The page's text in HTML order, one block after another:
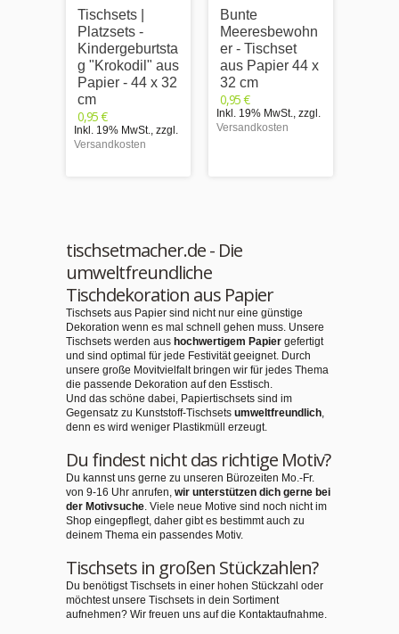
Tischsets |
Platzsets -
Kindergeburtsta
g "Krokodil" aus
Papier - 44 x 32
cm
0,95 €
Inkl. 19% MwSt., zzgl.
Versandkosten
Bunte
Meeresbewohn
er - Tischset
aus Papier 44 x
32 cm
0,95 €
Inkl. 19% MwSt., zzgl.
Versandkosten
tischsetmacher.de - Die
umweltfreundliche
Tischdekoration aus Papier
Tischsets aus Papier sind nicht nur eine günstige
Dekoration wenn es mal schnell gehen muss. Unsere
Tischsets werden aus hochwertigem Papier gefertigt
und sind optimal für jede Festivität geeignet. Durch
unsere große Movitvielfalt bringen wir für jedes Thema
die passende Dekoration auf den Esstisch.
Und das schöne dabei, Papiertischsets sind im
Gegensatz zu Kunststoff-Tischsets umweltfreundlich,
denn es wird weniger Plastikmüll erzeugt.
Du findest nicht das richtige Motiv?
Du kannst uns gerne zu unseren Bürozeiten Mo.-Fr.
von 9-16 Uhr anrufen, wir unterstützen dich gerne bei
der Motivsuche. Viele neue Motive sind noch nicht im
Shop eingepflegt, daher gibt es bestimmt auch zu
deinem Thema ein passendes Motiv.
Tischsets in großen Stückzahlen?
Du benötigst Tischsets in einer hohen Stückzahl oder
möchtest unsere Tischsets in dein Sortiment
aufnehmen? Wir freuen uns auf die Kontaktaufnahme.